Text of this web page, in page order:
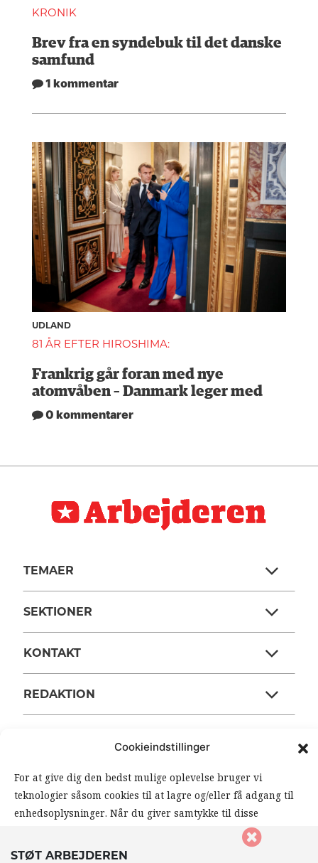
Cookieindstillinger
For at give dig den bedst mulige oplevelse bruger vi
teknologier såsom cookies til at lagre og/eller få adgang til
enhedsoplysninger. Når du giver samtykke til disse
teknologier, giver du os mulighed for at behandle data såsom
din browseradfærd eller unikke ID’er på dette website. Hvis
KRONIK
Brev fra en syndebuk til det danske
samfund
1 kommentar
UDLAND
81 ÅR EFTER HIROSHIMA:
Frankrig går foran med nye
atomvåben – Danmark leger med
0 kommentarer
STØT ARBEJDEREN
TEMAER
SEKTIONER
KONTAKT
REDAKTION
ANSVARSHAVENDE REDAKTØR